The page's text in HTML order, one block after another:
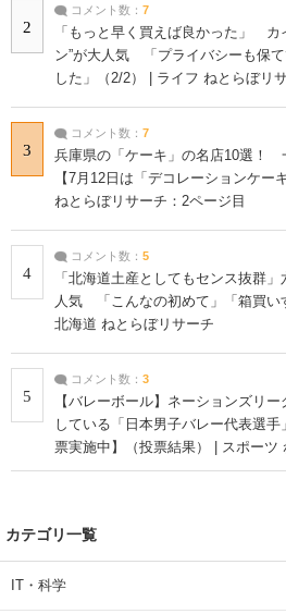
2
コメント数： 7
「もっと早く買えば良かった」 カ
ン”が大人気 「プライバシーも保
した」（2/2） | ライフ ねとらぼリ
3
コメント数： 7
兵庫県の「ケーキ」の名店10選！
【7月12日は「デコレーションケー
ねとらぼリサーチ：2ページ目
4
コメント数： 5
「北海道土産としてもセンス抜群
人気 「こんなの初めて」「箱買い
北海道 ねとらぼリサーチ
5
コメント数： 3
【バレーボール】ネーションズリ
している「日本男子バレー代表選
票実施中】（投票結果） | スポーツ
カテゴリ一覧
IT・科学